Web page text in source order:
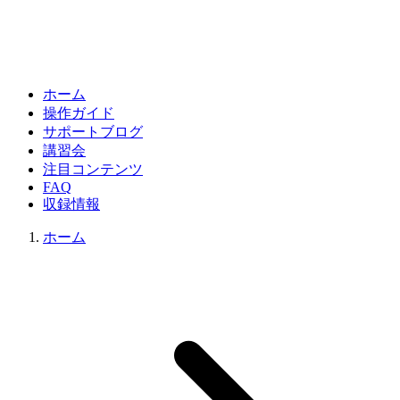
ホーム
操作ガイド
サポートブログ
講習会
注目コンテンツ
FAQ
収録情報
ホーム